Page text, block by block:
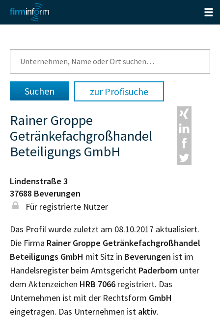
zur Profisuche
Rainer Groppe
Getränkefachgroßhandel
Beteiligungs GmbH
Lindenstraße 3
37688 Beverungen
Für registrierte Nutzer
Das Profil wurde zuletzt am 08.10.2017 aktualisiert.
Die Firma Rainer Groppe Getränkefachgroßhandel
Beteiligungs GmbH mit Sitz in Beverungen ist im
Handelsregister beim Amtsgericht Paderborn unter
dem Aktenzeichen HRB 7066 registriert. Das
Unternehmen ist mit der Rechtsform GmbH
eingetragen. Das Unternehmen ist aktiv.